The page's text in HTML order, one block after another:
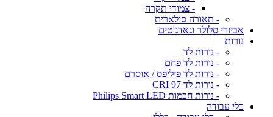
- צמודי תקרה
- תאורה סולארית
אביזרי סלולר וגאדג'טים
נורות
- נורות לד
- נורות לד פחם
- נורות לד פיליפס / אוסרם
- נורות לד CRI 97
- נורות חכמות Philips Smart LED
כלי עבודה